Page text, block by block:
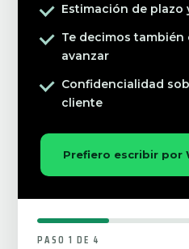
Estimación de plazo
Te decimos
avanzar
Confidencialidad
cliente
Prefiero escribir por
PASO 1 DE 4